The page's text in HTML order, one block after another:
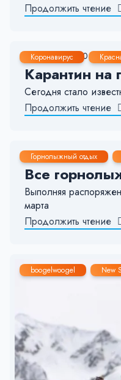
Продолжить чтение
Коронавирус
4 Июн, 2020 <
Карантин
Сегодня стало
Продолжить чтение
Горнолыжный отдых
26 Мар, 2020
Все
Выполняя
марта
Продолжить чтение
boogelwoogel New